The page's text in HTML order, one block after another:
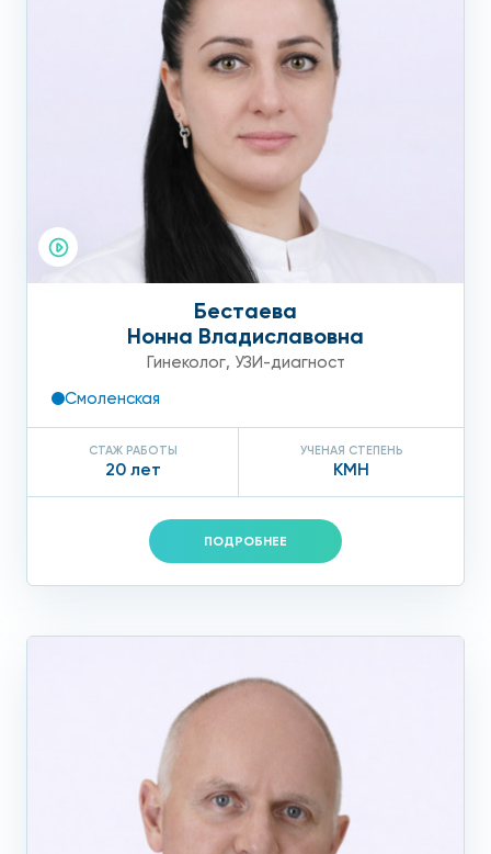
возможность обнаружить патологию вовремя и успешно
Бестаева
Нонна Владиславовна
Гинеколог, УЗИ-диагност
Смоленская
СТАЖ РАБОТЫ
20 лет
УЧЕНАЯ СТЕПЕНЬ
КМН
ПОДРОБНЕЕ